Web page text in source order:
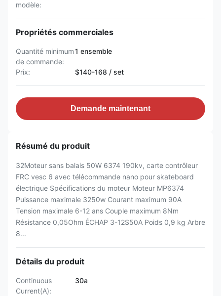
modèle:
Propriétés commerciales
Quantité minimum
de commande:
1 ensemble
Prix: $140-168 / set
Demande maintenant
Résumé du produit
32Moteur sans balais 50W 6374 190kv, carte contrôleur
FRC vesc 6 avec télécommande nano pour skateboard
électrique Spécifications du moteur Moteur MP6374
Puissance maximale 3250w Courant maximum 90A
Tension maximale 6-12 ans Couple maximum 8Nm
Résistance 0,05Ohm ÉCHAP 3-12S50A Poids 0,9 kg Arbre
8...
Détails du produit
Continuous
Current(A):
30a